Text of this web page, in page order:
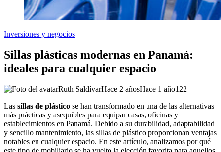
Inversiones y negocios
Sillas plásticas modernas en Panamá:
ideales para cualquier espacio
Ruth SaldívarHace 2 añosHace 1 año122
Las sillas de plástico se han transformado en una de las alternativas
más prácticas y asequibles para equipar casas, oficinas y
establecimientos en Panamá. Debido a su durabilidad, adaptabilidad
y sencillo mantenimiento, las sillas de plástico proporcionan ventajas
notables en cualquier espacio. En este artículo, analizamos por qué
este tipo de mobiliario se ha vuelto la elección favorita para aquellos